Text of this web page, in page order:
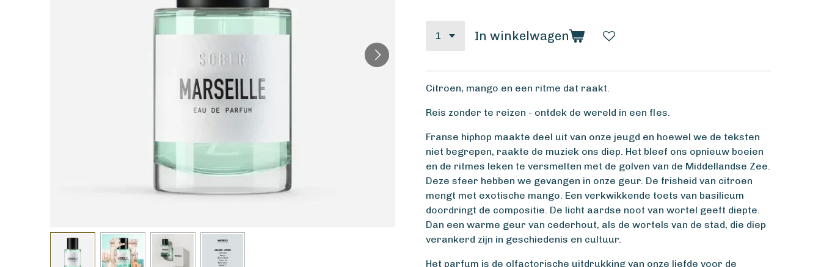
In winkelwagen
Citroen, mango en een ritme dat raakt.
Reis zonder te reizen - ontdek de wereld in een fles.
Franse hiphop maakte deel uit van onze jeugd en hoewel we de teksten
niet begrepen, raakte de muziek ons diep. Het bleef ons opnieuw boeien
en de ritmes leken te versmelten met de golven van de Middellandse Zee.
Deze sfeer hebben we gevangen in onze geur. De frisheid van citroen
mengt met exotische mango. Een verkwikkende toets van basilicum
doordringt de compositie. De licht aardse noot van wortel geeft diepte.
Dan een warme geur van cederhout, als de wortels van de stad, die diep
verankerd zijn in geschiedenis en cultuur.
Het parfum is de olfactorische uitdrukking van onze liefde voor de